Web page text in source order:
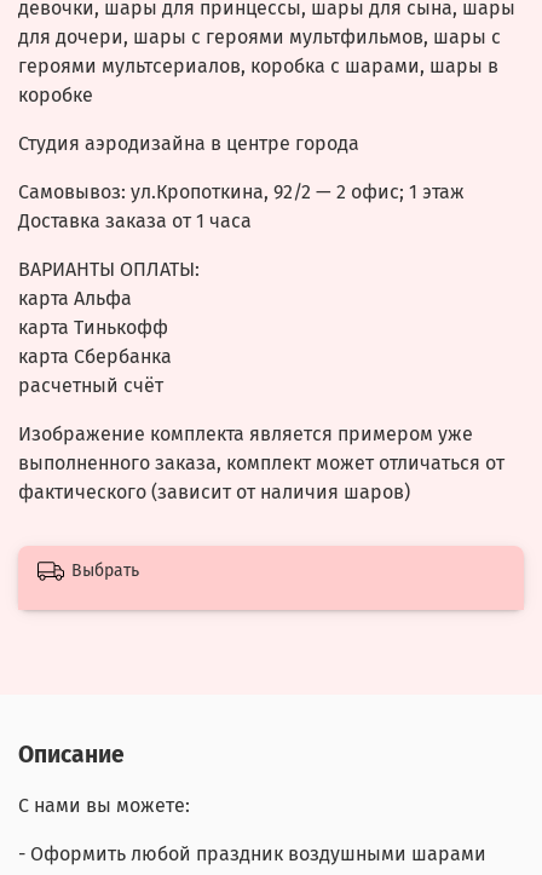
девочки, шары для принцессы, шары для сына, шары
для дочери, шары с героями мультфильмов, шары с
героями мультсериалов, коробка с шарами, шары в
коробке
Студия аэродизайна в центре города
Самовывоз: ул.Кропоткина, 92/2 — 2 офис; 1 этаж
Доставка заказа от 1 часа
ВАРИАНТЫ ОПЛАТЫ:
карта Альфа
карта Тинькофф
карта Сбербанка
расчетный счёт
Изображение комплекта является примером уже
выполненного заказа, комплект может отличаться от
фактического (зависит от наличия шаров)
Выбрать
Описание
С нами вы можете:
- Оформить любой праздник воздушными шарами